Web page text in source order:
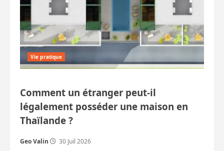
Vie pratique
Comment un étranger peut-il
légalement posséder une maison en
Thaïlande ?
Geo Valin 30 Juil 2026